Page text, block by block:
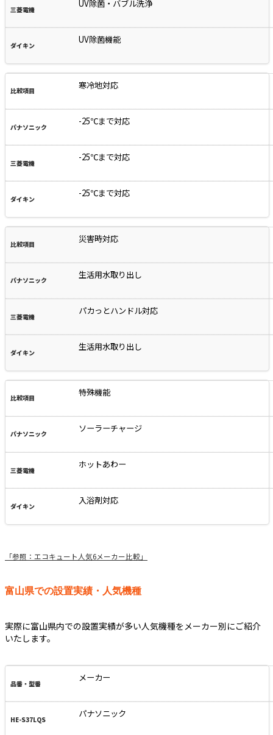
UV除菌・バブル洗浄
UV除菌機能
寒冷地対応
-25℃まで対応
-25℃まで対応
-25℃まで対応
災害時対応
生活用水取り出し
パカっとハンドル対応
生活用水取り出し
特殊機能
ソーラーチャージ
ホットあわー
入浴剤対応
「参照：エコキュート人気6メーカー比較」
富山県での設置実績・人気機種
実際に富山県内での設置実績が多い人気機種をメーカー別にご紹介
いたします。
メーカー
パナソニック